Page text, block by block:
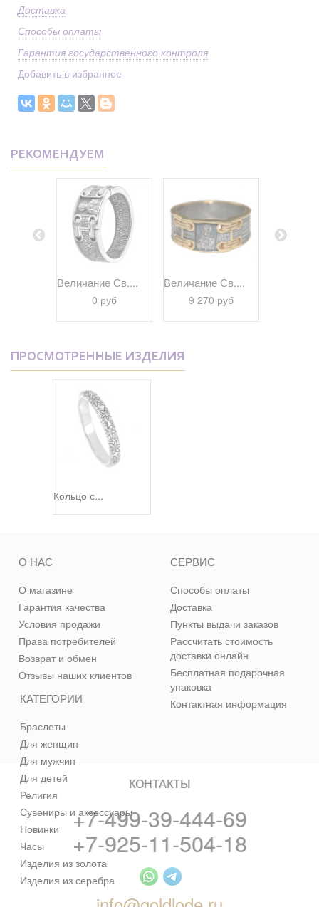
Доставка
Способы оплаты
Гарантия государственного контроля
Добавить в избранное
РЕКОМЕНДУЕМ
Величание Св....
0 руб
Величание Св....
9 270 руб
ПРОСМОТРЕННЫЕ ИЗДЕЛИЯ
Кольцо с...
КАТЕГОРИИ
Браслеты
Для женщин
Для мужчин
Для детей
Религия
Сувениры и аксессуары
Новинки
Часы
Изделия из золота
Изделия из серебра
О НАС
О магазине
Гарантия качества
Условия продажи
Права потребителей
Возврат и обмен
Отзывы наших клиентов
СЕРВИС
Способы оплаты
Доставка
Пункты выдачи заказов
Рассчитать стоимость
доставки онлайн
Бесплатная подарочная
упаковка
Контактная информация
КОНТАКТЫ
+7-499-39-444-69
+7-925-11-504-18